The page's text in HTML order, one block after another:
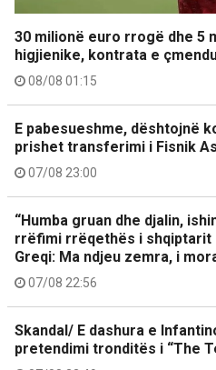
30 milionë euro rrogë dhe 5
higjienike, kontrata e
08/08 01:15
E pabesueshme, dështojnë
prishet transferimi i Fisnik
07/08 23:00
“Humba gruan dhe djalin,
rrëfimi rrëqethës i shqiptarit
Greqi: Ma ndjeu zemra, i
07/08 22:56
Skandal/ E dashura e
pretendimi tronditës i “The